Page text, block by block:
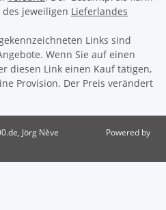
jeweiligen Lieferlandes
Links sind
Wenn Sie auf einen
diesen Link einen Kauf tätigen,
Provision. Der Preis verändert
Jörg Nève
Powered by